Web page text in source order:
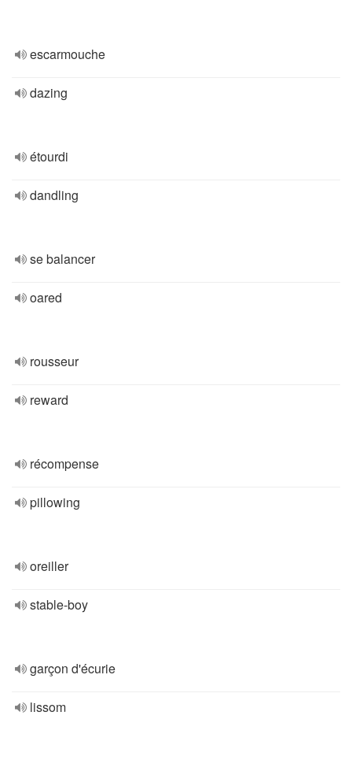
escarmouche
dazing
étourdi
dandling
se balancer
oared
rousseur
reward
récompense
pillowing
oreiller
stable-boy
garçon d'écurie
lissom